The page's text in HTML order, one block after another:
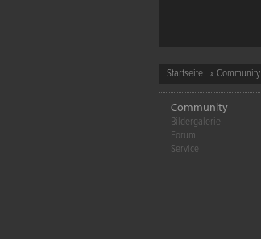
Startseite » Community
Community
Bildergalerie
Forum
Service